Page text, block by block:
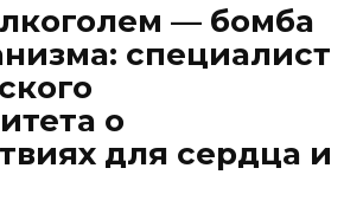
— бомба
специалист
о
для сердца и